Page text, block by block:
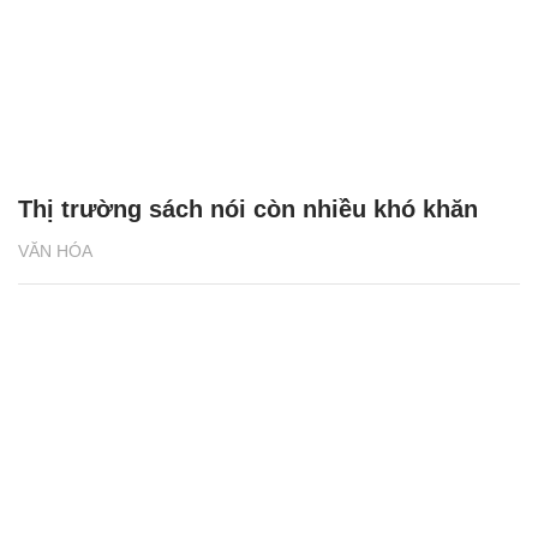
VĂN HÓA
Thị trường sách nói còn nhiều khó khăn